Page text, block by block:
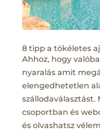
8 tipp a tökéletes
Ahhoz, hogy
nyaralás amit
elengedhetetlen
szállodaválasztást.
csoportban és
és olvashatsz